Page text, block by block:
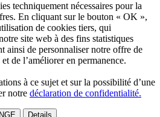
techniquement nécessaires pour la
En cliquant sur le bouton « OK »,
de cookies tiers, qui
site web à des fins statistiques
ainsi de personnaliser notre offre de
de l’améliorer en permanence.
à ce sujet et sur la possibilité d’une
notre déclaration de confidentialité.
Details